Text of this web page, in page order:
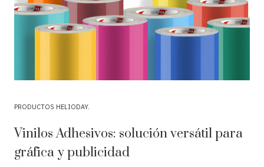
PRODUCTOS HELIODAY
Vinilos Adhesivos: solución versátil para
gráfica y publicidad